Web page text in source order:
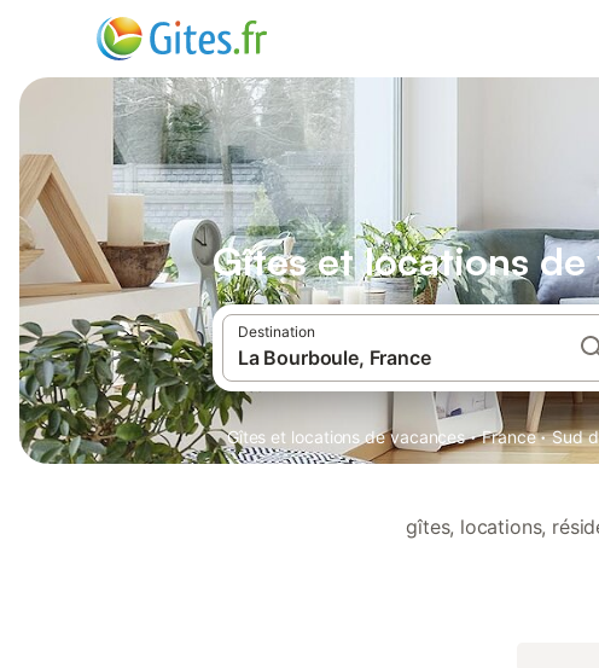
Gîtes et locations de
Destination
Gîtes et locations de vacances · France · Sud
gîtes, locations,